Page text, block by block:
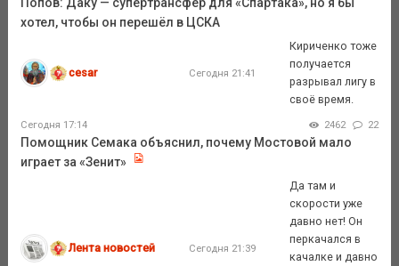
хотел, чтобы он перешёл в ЦСКА
cesar Сегодня 21:41
Кириченко тоже
получается
разрывал лигу в
своё время.
Сегодня 17:14 2462 22
Помощник Семака объяснил, почему Мостовой мало
играет за «Зенит»
Лента новостей Сегодня 21:39
Да там и
скорости уже
давно нет! Он
перкачался в
качалке и давно